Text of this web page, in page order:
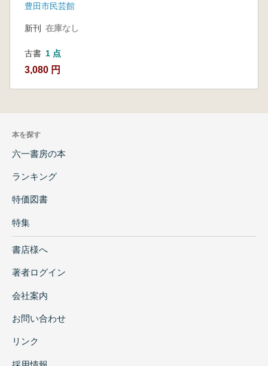
豊田市民芸館
新刊 在庫なし
古書 1 点
3,080 円
本を探す
六一書房の本
ランキング
特価図書
特集
書店様へ
著者ログイン
会社案内
お問い合わせ
リンク